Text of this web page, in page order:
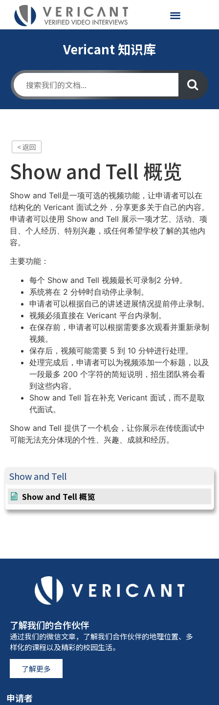
Vericant 知识库
< 返回
Show and Tell 概览
Show and Tell是一项可选的视频功能，让申请者可以在
结构化的 Vericant 面试之外，分享更多关于自己的内容。
申请者可以使用 Show and Tell 展示一项才艺、活动、项
目、个人经历、特别兴趣，或任何希望学校了解的其他内
容。
主要功能：
每个 Show and Tell 视频最长可录制2 分钟。
系统将在 2 分钟时自动停止录制。
申请者可以根据自己的讲述进展情况提前停止录制。
视频必须直接在 Vericant 平台内录制。
在保存前，申请者可以根据需要多次观看并重新录制
视频。
保存后，视频可能需要 5 到 10 分钟进行处理。
处理完成后，申请者可以为视频添加一个标题，以及
一段最多 200 个字符的简短说明，招生团队将会看
到这些内容。
Show and Tell 旨在补充 Vericant 面试，而不是取
代面试。
Show and Tell 提供了一个机会，让你展示在传统面试中
可能无法充分体现的个性、兴趣、成就和经历。
Show and Tell
Show and Tell 概览
了解我们的合作伙伴
通过我们的微信文章，了解我们合作伙伴的地理位置、多
样化的课程以及精彩的校园生活。
了解更多
申请者